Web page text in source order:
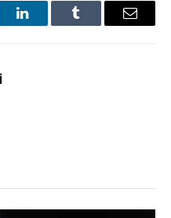
LinkedInTumblr Email